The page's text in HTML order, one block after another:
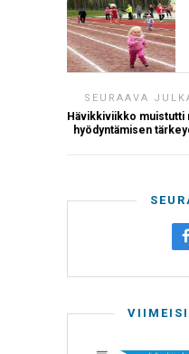
SEURAAVA
Hävikkiviikko muistutti
hyödyntämisen